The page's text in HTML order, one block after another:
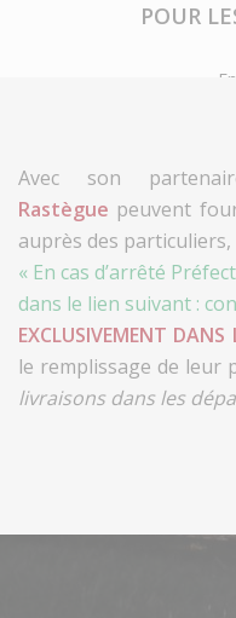
POUR
Avec son
Rastègue peuvent
auprès des particuliers,
« En cas d’arrêté
dans le lien suivant :
EXCLUSIVEMENT
le remplissage de leur
livraisons dans les